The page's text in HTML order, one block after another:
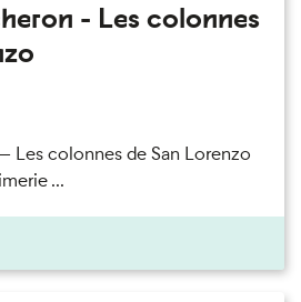
- Les colonnes
Les colonnes de San Lorenzo
...